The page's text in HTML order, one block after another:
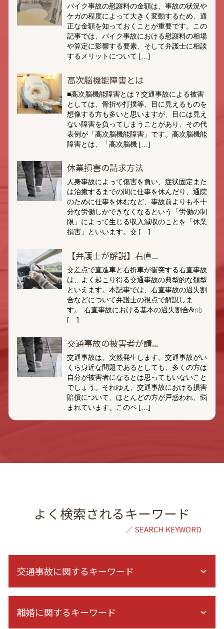
バイク事故の慰謝料の金額は、事故の状況や
ケガの程度によって大きく変動するため、適
正な金額を知っておくことが重要です。この
記事では、バイク事故における慰謝料の相場
や算定に影響する要素、そして弁護士に相談
するメリットについて […]
高次脳機能障害とは
■高次脳機能障害とは？交通事故による被害
としては、骨折や打撲等、目に見えるものを
想像する方も多いと思いますが、目には見え
ない障害を負ってしまうことがあり、その代
表例が「高次脳機能障害」です。高次脳機能
障害とは、「高次脳機 […]
休業損害の請求方法
人身事故によって傷害を負い、症状固定また
は治癒するまでの間に仕事を休んだり、通院
のために仕事を休むなど、事故前よりも不十
分な労働しかできなくなるという「労働の制
限」によって生じる収入減収のことを「休業
損害」といいます。交 […]
【弁護士が解説】右直...
交差点で直進車と右折車が衝突する右直事故
は、よく起こり得る交通事故の典型的な類型
といえます。本記事では、右直事故の過失割
合などについて弁護士の視点で解説しま
す。 右直事故における基本の過失割合&nb
[…]
交通事故の被害者が請...
交通事故は、突然発生します。交通事故がい
くら身近な問題であるとしても、多くの方は
自分が被害者になるとは思ってもいないこと
でしょう。それゆえ、交通事故における損害
賠償について、ほとんどの方が戸惑われ、悩
まれています。このペ […]
よく検索されるキーワード
交通事故に関するキーワード
むちうち 症状固定
離婚に関するキーワード